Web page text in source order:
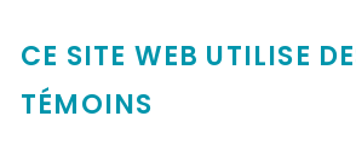
événements, au 514 338-
à tania.trottier-
CE SITE WEB UTILISE
TÉMOINS